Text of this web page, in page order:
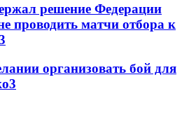
решение Федерации
проводить матчи отбора к
организовать бой для
3